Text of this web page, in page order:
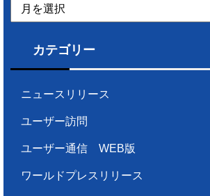
カ
カテゴリー
ニュースリリース
ユーザー訪問
ユーザー通信 WEB版
ワールドプレスリリース